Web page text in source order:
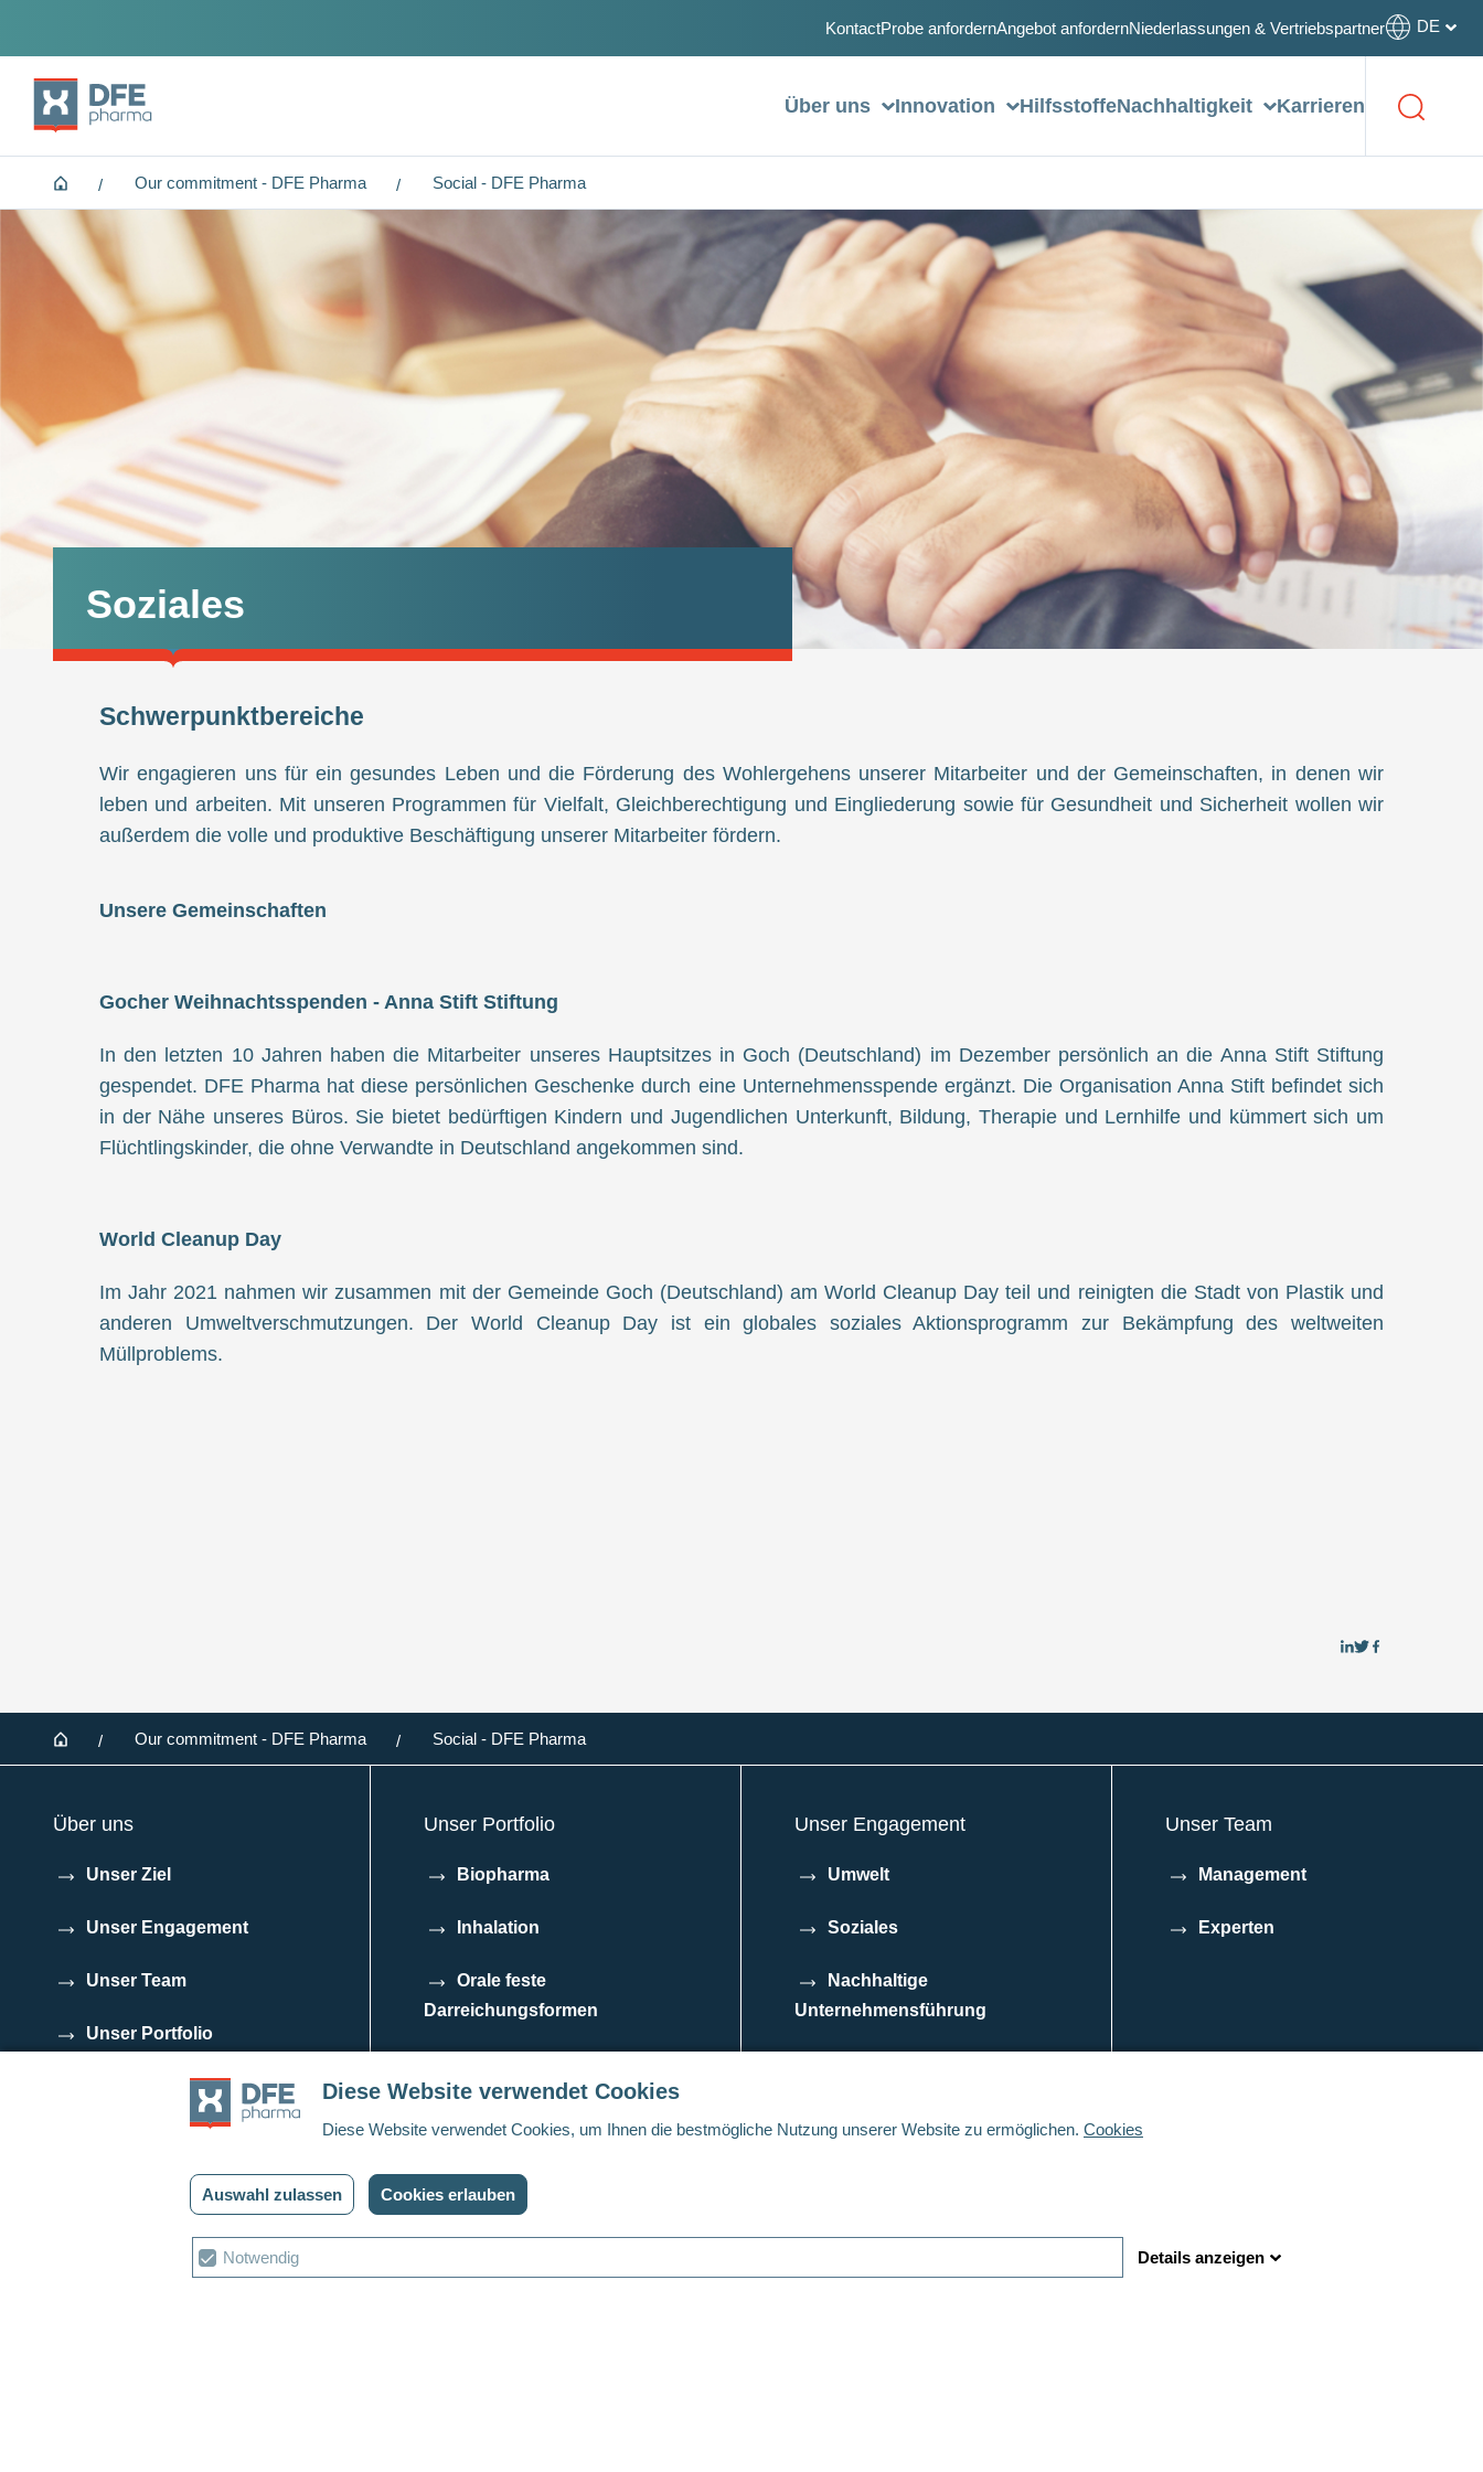
Diese Website verwendet Cookies
Diese Website verwendet Cookies, um Ihnen die bestmögliche Nutzung unserer Website zu ermöglichen. Cookies
Auswahl zulassen Cookies erlauben
Cookie
Auswahl
Notwendig Details anzeigen
KontactProbe anfordernAngebot anfordernNiederlassungen & Vertriebspartner DE
Über uns Innovation HilfsstoffeNachhaltigkeit Karrieren
Home Our commitment - DFE Pharma Social - DFE Pharma
Soziales
Schwerpunktbereiche
Wir engagieren uns für ein gesundes Leben und die Förderung des Wohlergehens unserer Mitarbeiter und der Gemeinschaften, in denen wir
leben und arbeiten. Mit unseren Programmen für Vielfalt, Gleichberechtigung und Eingliederung sowie für Gesundheit und Sicherheit wollen wir
außerdem die volle und produktive Beschäftigung unserer Mitarbeiter fördern.
Unsere Gemeinschaften
Gocher Weihnachtsspenden - Anna Stift Stiftung
In den letzten 10 Jahren haben die Mitarbeiter unseres Hauptsitzes in Goch (Deutschland) im Dezember persönlich an die Anna Stift Stiftung
gespendet. DFE Pharma hat diese persönlichen Geschenke durch eine Unternehmensspende ergänzt. Die Organisation Anna Stift befindet sich
in der Nähe unseres Büros. Sie bietet bedürftigen Kindern und Jugendlichen Unterkunft, Bildung, Therapie und Lernhilfe und kümmert sich um
Flüchtlingskinder, die ohne Verwandte in Deutschland angekommen sind.
World Cleanup Day
Im Jahr 2021 nahmen wir zusammen mit der Gemeinde Goch (Deutschland) am World Cleanup Day teil und reinigten die Stadt von Plastik und
anderen Umweltverschmutzungen. Der World Cleanup Day ist ein globales soziales Aktionsprogramm zur Bekämpfung des weltweiten
Müllproblems.
AufAuf
Footer
Home Our commitment - DFE Pharma Social - DFE Pharma
Über uns
Unser Ziel
Unser Engagement
Unser Team
Unser Portfolio
Verhaltenskodex für
Unser Portfolio
Biopharma
Inhalation
Orale feste
Darreichungsformen
Unser Engagement
Umwelt
Soziales
Nachhaltige
Unternehmensführung
Unser Team
Management
Experten
Datenschutzbestimmungen